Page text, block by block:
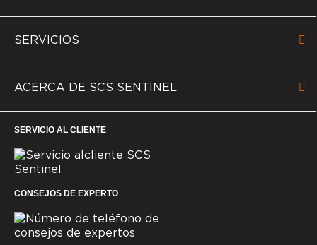
SERVICIOS
ACERCA DE SCS SENTINEL
SERVICIO AL CLIENTE
CONSEJOS DE EXPERTO